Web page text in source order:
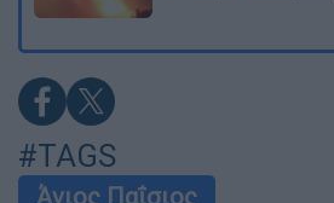
#TAGS
Άγιος Παΐσιος